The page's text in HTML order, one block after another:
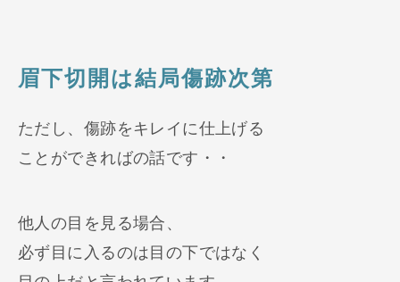
眉下切開は結局傷跡次第
ただし、傷跡をキレイに仕上げる
ことができればの話です・・
他人の目を見る場合、
必ず目に入るのは目の下ではなく